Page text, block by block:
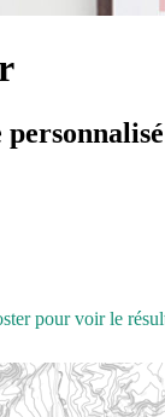
pour voir le